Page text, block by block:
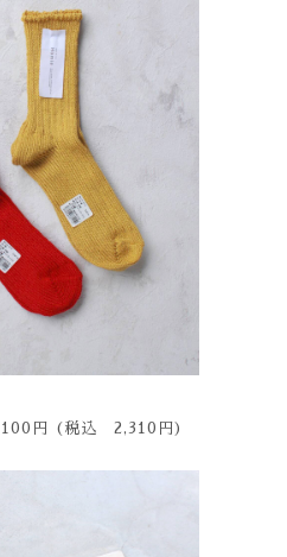
円 (税込 2,310円)